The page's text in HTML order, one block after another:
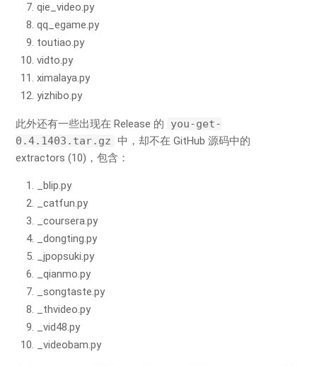
qie_video.py
qq_egame.py
toutiao.py
vidto.py
ximalaya.py
yizhibo.py
此外还有一些出现在 Release 的
you-get-
0.4.1403.tar.gz 中，却不在 GitHub 源码中的
extractors (10)，包含：
_blip.py
_catfun.py
_coursera.py
_dongting.py
_jpopsuki.py
_qianmo.py
_songtaste.py
_thvideo.py
_vid48.py
_videobam.py